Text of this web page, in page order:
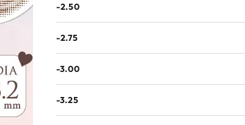
-2.50
-2.75
-3.00
-3.25